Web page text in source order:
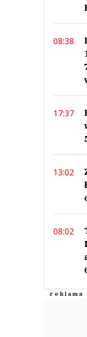
08:38
17:37
13:02
08:02